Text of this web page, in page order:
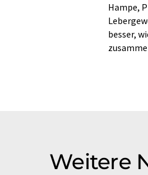
Hampe,
besser,
Weitere